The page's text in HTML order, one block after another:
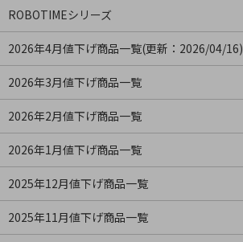
ROBOTIMEシリーズ
2026年4月値下げ商品一覧(更新：2026/04/16)
2026年3月値下げ商品一覧
2026年2月値下げ商品一覧
2026年1月値下げ商品一覧
2025年12月値下げ商品一覧
2025年11月値下げ商品一覧